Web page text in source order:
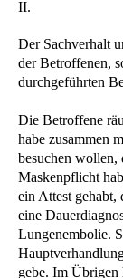
II.
Der Sachverhalt
der Betroffenen,
durchgeführten
Die Betroffene
habe zusammen
besuchen wollen,
Maskenpflicht
ein Attest gehabt,
eine
Lungenembolie.
gebe. Im Übrigen